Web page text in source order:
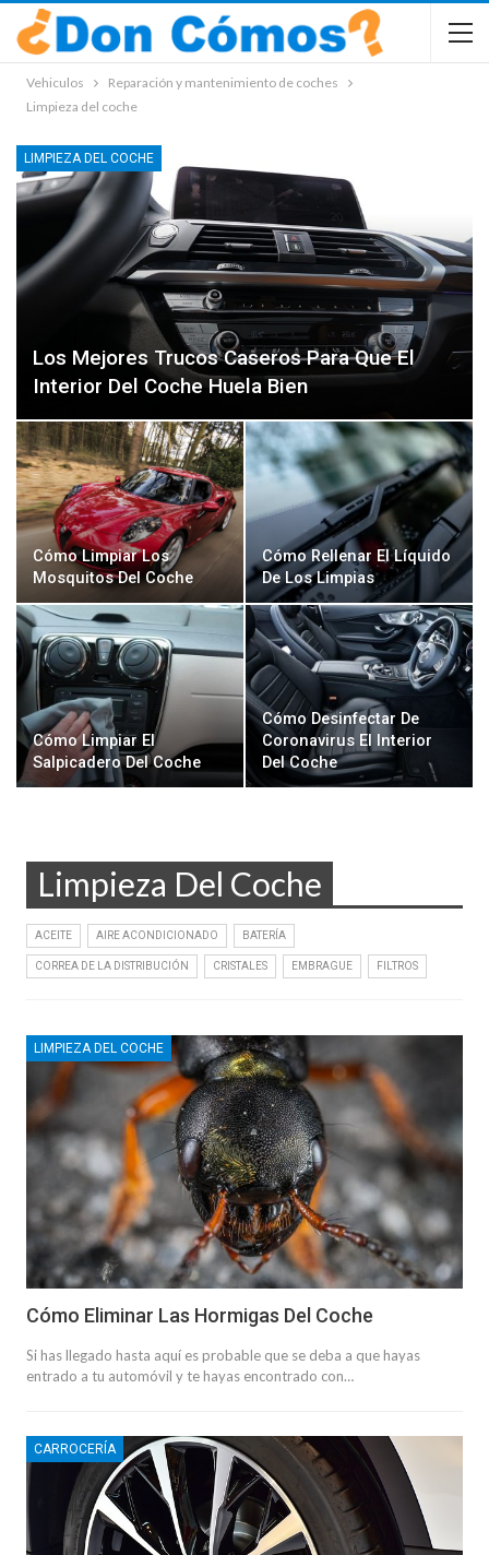
Vehiculos
Reparación y mantenimiento de coches
Limpieza del coche
LIMPIEZA DEL COCHE
Los Mejores Trucos Caseros Para Que El
Interior Del Coche Huela Bien
Cómo Limpiar Los
Mosquitos Del Coche
Cómo Rellenar El Líquido
De Los Limpias
Cómo Limpiar El
Salpicadero Del Coche
Cómo Desinfectar De
Coronavirus El Interior
Del Coche
Limpieza Del Coche
ACEITE AIRE ACONDICIONADO BATERÍA
CORREA DE LA DISTRIBUCIÓN CRISTALES EMBRAGUE FILTROS
LIMPIEZA DEL COCHE
Cómo Eliminar Las Hormigas Del Coche
Si has llegado hasta aquí es probable que se deba a que hayas
entrado a tu automóvil y te hayas encontrado con…
CARROCERÍA